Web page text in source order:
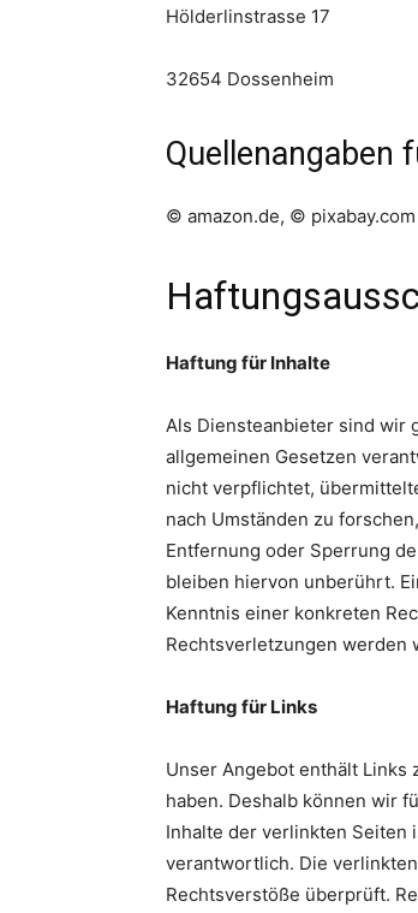
Hölderlinstrasse 17
32654 Dossenheim
Quellenangaben
© amazon.de, © pixabay.com
Haftung für Inhalte
Als Diensteanbieter sind wir
allgemeinen Gesetzen
nicht verpflichtet,
nach Umständen zu
Entfernung oder Sperrung
bleiben hiervon unberührt.
Kenntnis einer konkreten
Rechtsverletzungen werden
Haftung für Links
Unser Angebot enthält Links
haben. Deshalb können wir
Inhalte der verlinkten Seiten
verantwortlich. Die
Rechtsverstöße überprüft.